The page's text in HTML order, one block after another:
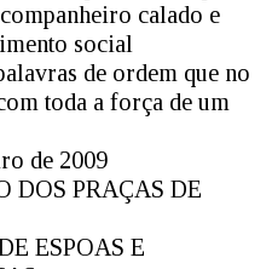
calado e
social
de ordem que no
toda a força de um
de 2009
DOS PRAÇAS DE
ESPOAS E